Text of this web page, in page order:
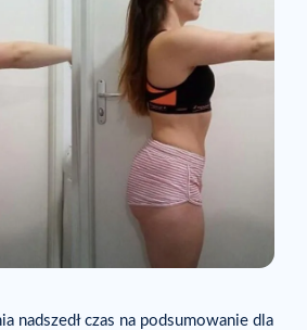
nadszedł czas na podsumowanie dla